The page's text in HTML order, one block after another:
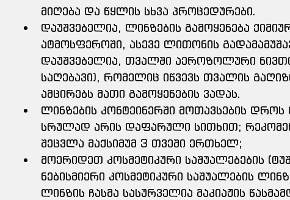
მიღება და წყლის სხვა პროცედურები.
დაუშვებელია, ლინზების გამოყენება
ატმოსფეროში, ასევე ლითონის
დაუშვებელია, თვალში აეროზოლური
საღებავი), რომელიც იწვევს თვალის
ამცირებს მათი გამოყენების ვადას.
ლინზების კონტეინერში მოთავსების
სრულად არის დაფარული სითხით;
შეცვლა მაქსიმუმ 3 თვეში ერთხელ;
მოერიდეთ კოსმეტიკური საშუალებების
ნებისმიერი კოსმეტიკური საშუალების
ლინზის ჩასმა სასურველია მაკიაჟის